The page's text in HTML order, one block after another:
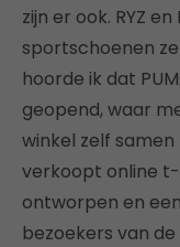
zijn er ook. RYZ
sportschoenen
hoorde ik dat
geopend, waar
winkel zelf
verkoopt online
ontworpen en
bezoekers van